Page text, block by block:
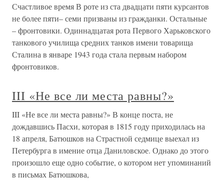
Счастливое время В роте из ста двадцати пяти курсантов
не более пяти– семи призваны из гражданки. Остальные
– фронтовики. Одиннадцатая рота Первого Харьковского
танкового училища средних танков имени товарища
Сталина в январе 1943 года стала первым набором
фронтовиков.
III «Не все ли места равны?»
III «Не все ли места равны?» В конце поста, не
дождавшись Пасхи, которая в 1815 году приходилась на
18 апреля, Батюшков на Страстной седмице выехал из
Петербурга в имение отца Даниловское. Однако до этого
произошло еще одно событие, о котором нет упоминаний
в письмах Батюшкова,